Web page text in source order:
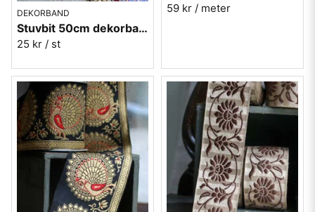
DEKORBAND
Stuvbit 50cm dekorband i textil Nr 87
25 kr / st
59 kr / meter